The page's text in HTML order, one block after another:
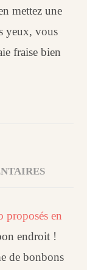
mettez une
yeux, vous
fraise bien
proposés en
endroit !
de bonbons